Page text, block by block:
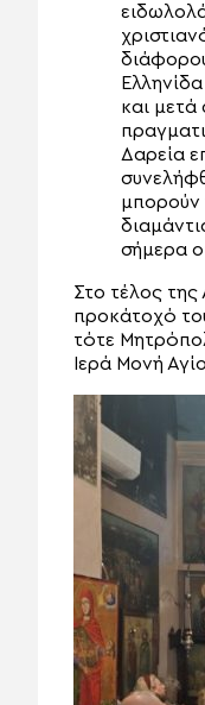
και μετά
Δαρεία
μπορούν
σήμερα
Στο τέλος
προκάτοχό
τότε
Ιερά Μονή